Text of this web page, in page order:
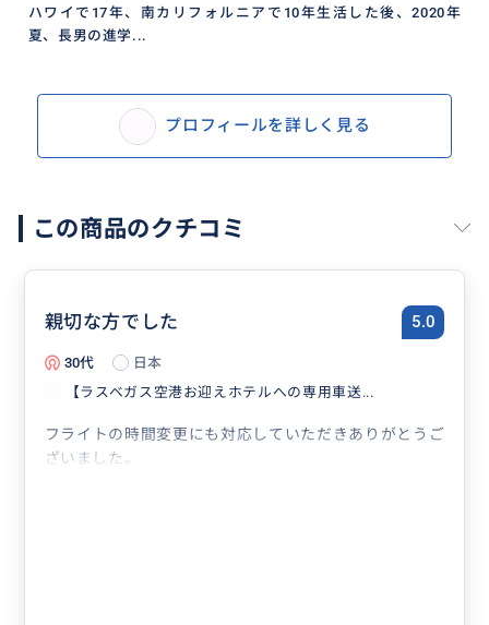
ハワイで17年、南カリフォルニアで10年生活した後、2020年
夏、長男の進学...
プロフィールを詳しく見る
この商品のクチコミ
親切な方でした 5.0
30代
日本
【ラスベガス空港お迎えホテルへの専用車送...
フライトの時間変更にも対応していただきありがとうご
ざいました。